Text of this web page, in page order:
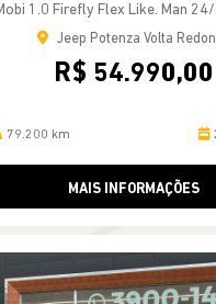
1.0 Firefly Flex Like. Man
Jeep Potenza Volta
R$ 54.990,00
79.200 km
MAIS INFORMAÇÕES